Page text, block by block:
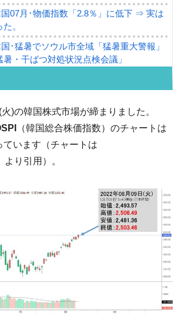
07月･物価指数「2.8％」に低下 ⇒ 実は
。
･猛暑でソウル市全域「猛暑重大警報」
・干ばつ対処状況点検会議」
年のほぼ半分「71台」しか売れなかっ
だけ
「信用赦免を何回やっても、何回やっ
国K9専用砲弾･装薬自動供給装甲車両･珍
国「2026年07月の輸出入」絶好調。半導
ル、輸出全体の41％もある
･李在明「青年層の雇用状況が悪い。せ
せよう」⇒ どんな雇用対策だソレ。
韓国の外貨準備】2026年07月は4,279億ド
「19.4億ドル」
「ここは北朝鮮なのか。選管がサーバ
を入力したのは明白だ」
)の韓国株式市場が締まりました。
（韓国総合株価指数）のチャートは
ています（チャートは
より引用）。